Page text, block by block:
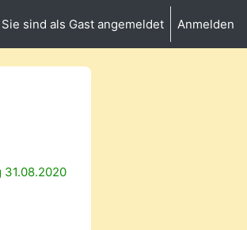
Sie sind als Gast angemeldet Anmelden
31.08.2020